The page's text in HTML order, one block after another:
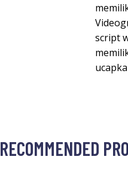
script
RECOMMENDED